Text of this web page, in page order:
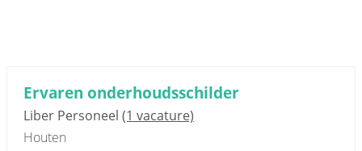
Ervaren onderhoudsschilder
Liber Personeel (1 vacature)
Houten